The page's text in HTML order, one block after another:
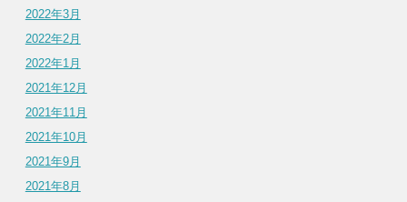
2022年3月
2022年2月
2022年1月
2021年12月
2021年11月
2021年10月
2021年9月
2021年8月